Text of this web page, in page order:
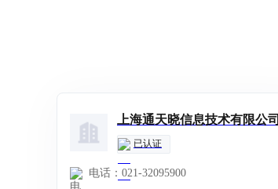
上海通天晓信息技术有限公司
已认证
电话： 021-32095900